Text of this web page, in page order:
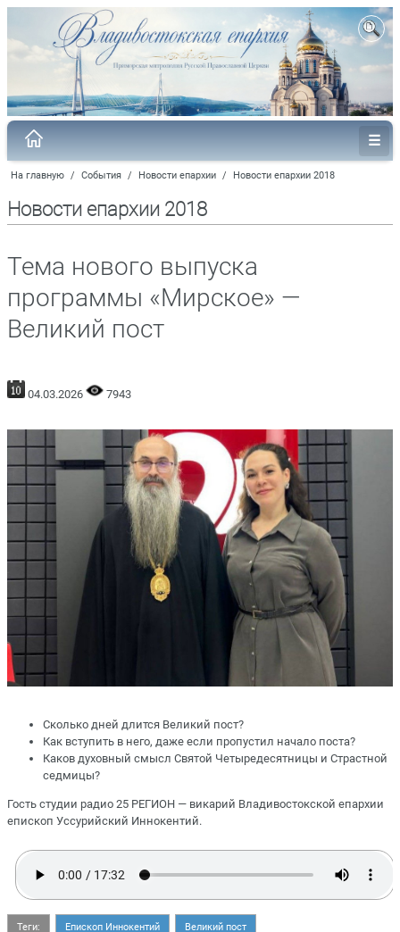
На главную / События / Новости епархии / Новости епархии 2018
Новости епархии 2018
Тема нового выпуска
программы «Мирское» —
Великий пост
04.03.2026 7943
Сколько дней длится Великий пост?
Как вступить в него, даже если пропустил начало поста?
Каков духовный смысл Святой Четыредесятницы и Страстной
седмицы?
Гость студии радио 25 РЕГИОН — викарий Владивостокской епархии
епископ Уссурийский Иннокентий.
Теги: Епископ Иннокентий Великий пост